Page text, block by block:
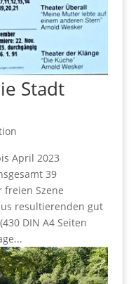
Stadt
April 2023
39
freien Szene
resultierenden gut
DIN A4 Seiten